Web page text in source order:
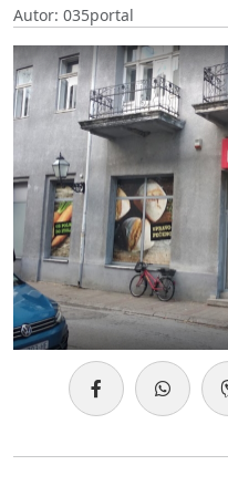
Autor: 035portal